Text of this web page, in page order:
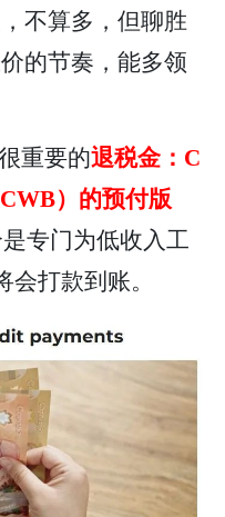
不算多，但聊胜
的节奏，能多领
重要的退税金：C
）的预付版
专门为低收入工
打款到账。